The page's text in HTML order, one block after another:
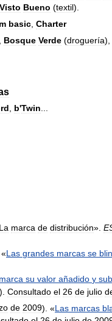
Visto Bueno (textil).
basic Charter
Bosque Verde (droguería),
b'Twin
La marca de distribución».
Las grandes marcas se
su valor añadido y
). Consultado el 26 de julio
de 2009). «Las marcas